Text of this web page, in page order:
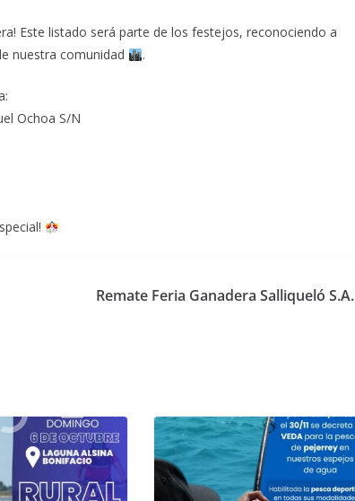
Este listado será parte de los festejos, reconociendo a
nuestra comunidad
.
Ochoa S/N
Remate Feria Ganadera Salliqueló S.A.